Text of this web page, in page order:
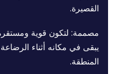
القصيرة.
مصممة: لتكون قوية ومستقرة
يبقى في مكانه أثناء
المنطقة.